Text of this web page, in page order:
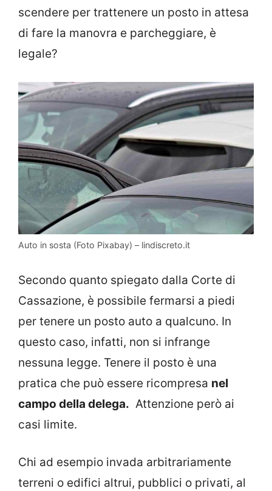
scendere per trattenere un posto in attesa
di fare la manovra e parcheggiare, è
legale?
Auto in sosta (Foto Pixabay) – lindiscreto.it
Secondo quanto spiegato dalla Corte di
Cassazione, è possibile fermarsi a piedi
per tenere un posto auto a qualcuno. In
questo caso, infatti, non si infrange
nessuna legge. Tenere il posto è una
pratica che può essere ricompresa nel
campo della delega. Attenzione però ai
casi limite.
Chi ad esempio invada arbitrariamente
terreni o edifici altrui, pubblici o privati, al